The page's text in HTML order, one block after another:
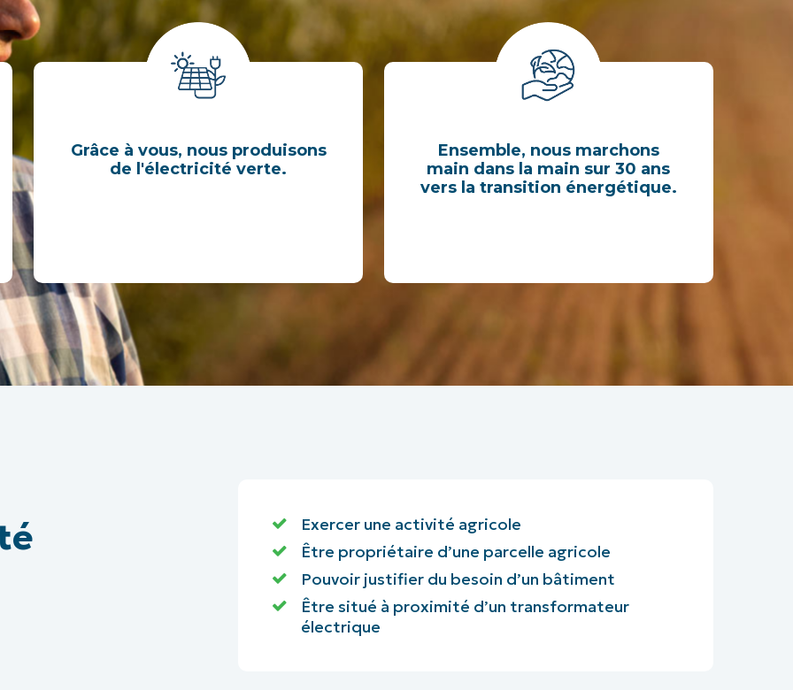
Grâce à vous, nous produisons
de l'électricité verte.
Ensemble, nous marchons
main dans la main sur 30 ans
vers la transition énergétique.
Exercerune activité agricole
Être propriétaire d’une parcelle agricole
Pouvoir justifier du besoin d’un bâtiment
Être situé à proximité d’un transformateur
électrique